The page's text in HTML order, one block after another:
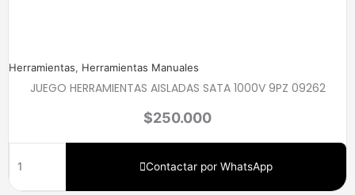
Herramientas, Herramientas Manuales
JUEGO HERRAMIENTAS AISLADAS SATA 1000V 9PZ 09262
$250.000
Contactar por WhatsApp